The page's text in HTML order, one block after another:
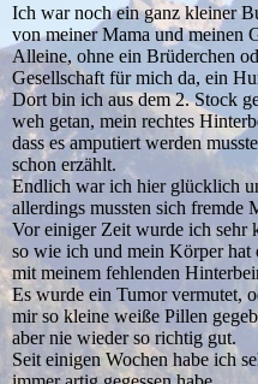
Ich war noch ein ganz kleiner
von meiner Mama und meinen
Alleine, ohne ein Brüderchen
Gesellschaft für mich da, ein
Dort bin ich aus dem 2. Stock
weh getan, mein rechtes
dass es amputiert werden
schon erzählt.
Endlich war ich hier glücklich
allerdings mussten sich fremde
Vor einiger Zeit wurde ich
so wie ich und mein Körper
mit meinem fehlenden
Es wurde ein Tumor vermutet,
mir so kleine weiße Pillen
aber nie wieder so richtig gut.
Seit einigen Wochen habe ich